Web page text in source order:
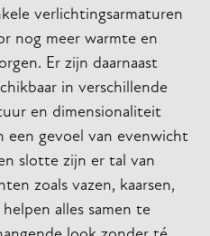
verlichtingsarmaturen
nog meer warmte en
Er zijn daarnaast
in verschillende
en dimensionaliteit
gevoel van evenwicht
slotte zijn er tal van
zoals vazen, kaarsen,
alles samen te